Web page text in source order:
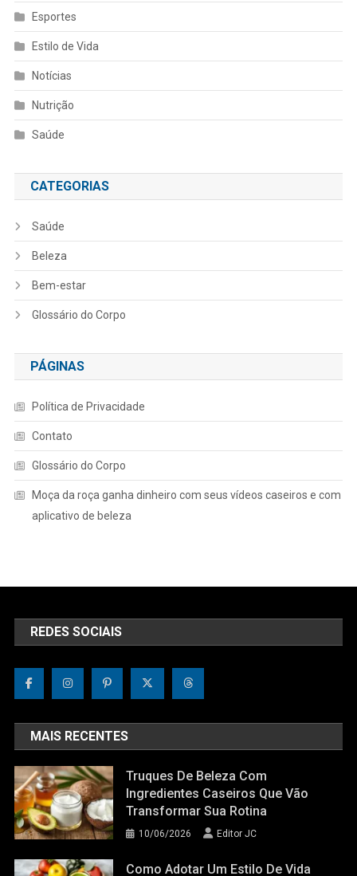
Esportes
Estilo de Vida
Notícias
Nutrição
Saúde
CATEGORIAS
Saúde
Beleza
Bem-estar
Glossário do Corpo
PÁGINAS
Política de Privacidade
Contato
Glossário do Corpo
Moça da roça ganha dinheiro com seus vídeos caseiros e com
aplicativo de beleza
REDES SOCIAIS
MAIS RECENTES
Truques De Beleza Com
Ingredientes Caseiros Que Vão
Transformar Sua Rotina
10/06/2026 Editor JC
Como Adotar Um Estilo De Vida